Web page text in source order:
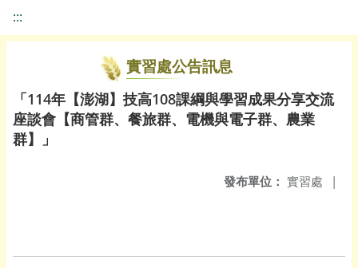
:::
實習處公告訊息
「114年【澎湖】技高108課綱與學習成果分享交流
座談會【商管群、餐旅群、電機與電子群、農業
群】」
發布單位： 實習處 |